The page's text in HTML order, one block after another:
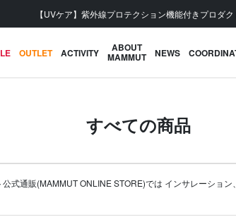
会員登録で【5,500円 (税込) 以上 送料無料】
OUTLET ACTIVITY ABOUT
MAMMUT NEWS
すべての商品
式通販(MAMMUT ONLINE STORE)では インサレーション